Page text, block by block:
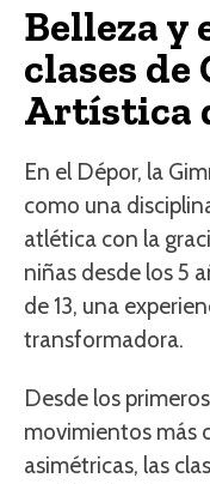
Belleza y
clases de
Artística
En el Dépor, la
como una
atlética con la
niñas desde los 5
de 13, una
transformadora.
Desde los
movimientos más
asimétricas, las